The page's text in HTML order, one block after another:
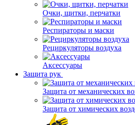
Очки, щитки, перчатки
Респираторы и маски
Рециркуляторы воздуха
Аксессуары
Защита рук
Защита от механических
Защита от химических